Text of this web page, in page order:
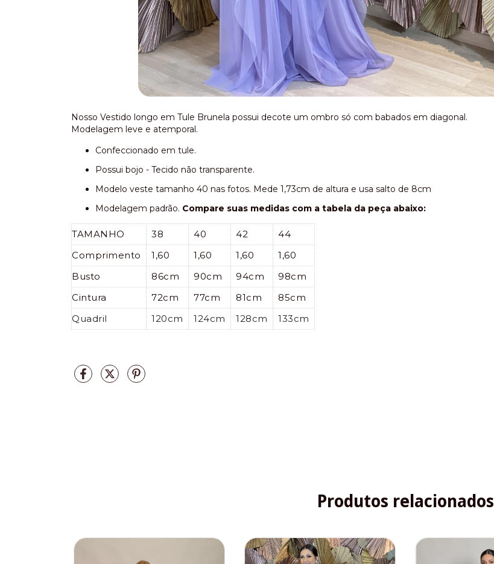
Nosso Vestido longo em Tule Brunela possui decote um ombro só com babados em diagonal.
Modelagem leve e atemporal.
Confeccionado em tule.
Possui bojo - Tecido não transparente.
Modelo veste tamanho 40 nas fotos. Mede 1,73cm de altura e usa salto de 8cm
Modelagem padrão. Compare suas medidas com a tabela da peça abaixo:
TAMANHO 38 40 42
44
Comprimento
1,60 1,60 1,60
1,60
Busto
86cm 90cm 94cm
98cm
Cintura
72cm 77cm 81cm
85cm
Quadril
120cm 124cm 128cm 133cm
Produtos relacionados